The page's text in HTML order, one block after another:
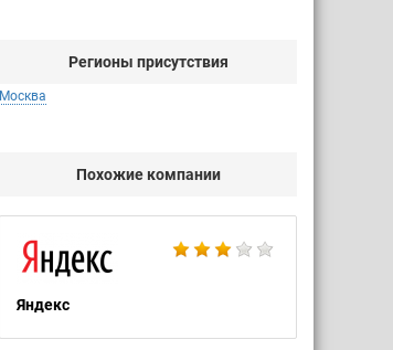
Регионы присутствия
Москва
Похожие компании
Яндекс